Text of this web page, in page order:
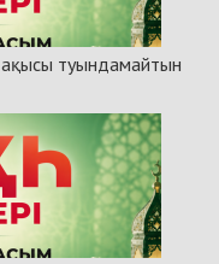
туындамайтын